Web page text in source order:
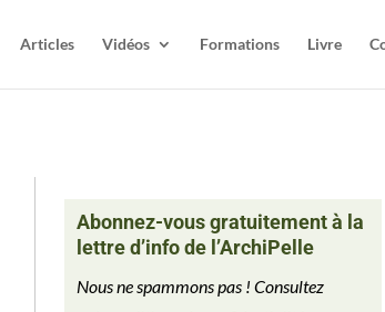
Articles Vidéos Formations Livre
Abonnez-vous gratuitement à la
lettre d’info de l’ArchiPelle
Nous ne spammons pas ! Consultez